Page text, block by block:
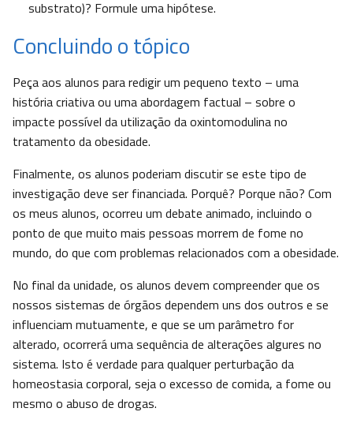
substrato)? Formule uma hipótese.
Concluindo o tópico
Peça aos alunos para redigir um pequeno texto – uma
história criativa ou uma abordagem factual – sobre o
impacte possível da utilização da oxintomodulina no
tratamento da obesidade.
Finalmente, os alunos poderiam discutir se este tipo de
investigação deve ser financiada. Porquê? Porque não? Com
os meus alunos, ocorreu um debate animado, incluindo o
ponto de que muito mais pessoas morrem de fome no
mundo, do que com problemas relacionados com a obesidade.
No final da unidade, os alunos devem compreender que os
nossos sistemas de órgãos dependem uns dos outros e se
influenciam mutuamente, e que se um parâmetro for
alterado, ocorrerá uma sequência de alterações algures no
sistema. Isto é verdade para qualquer perturbação da
homeostasia corporal, seja o excesso de comida, a fome ou
mesmo o abuso de drogas.